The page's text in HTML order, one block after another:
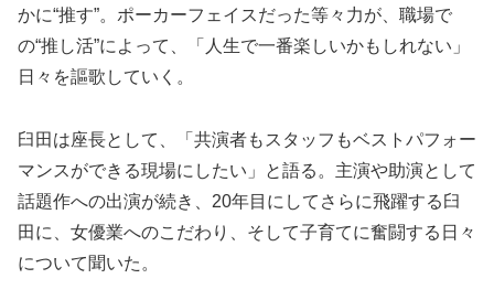
かに“推す”。ポーカーフェイスだった等々力が、職場で
の“推し活”によって、「人生で一番楽しいかもしれない」
日々を謳歌していく。
臼田は座長として、「共演者もスタッフもベストパフォー
マンスができる現場にしたい」と語る。主演や助演として
話題作への出演が続き、20年目にしてさらに飛躍する臼
田に、女優業へのこだわり、そして子育てに奮闘する日々
について聞いた。